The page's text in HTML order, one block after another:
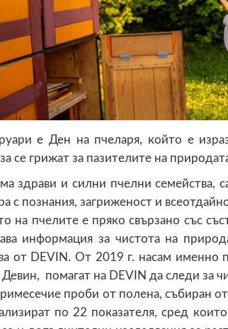
е Ден на пчеларя, който е
се грижат за пазителите на
здрави и силни пчелни семейства,
с познания, загриженост и
на пчелите е пряко свързано със
информация за чистота на
от DEVIN. От 2019 г. насам именно
Девин, помагат на DEVIN да следи за
проби от полена, събиран
по 22 показателя, сред